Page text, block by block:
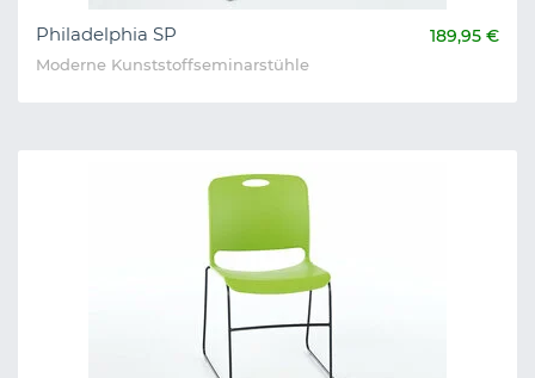
Philadelphia SP 189,95 €
Moderne Kunststoffseminarstühle